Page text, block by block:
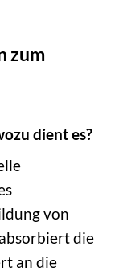
zum
dient es?
von
die
an die